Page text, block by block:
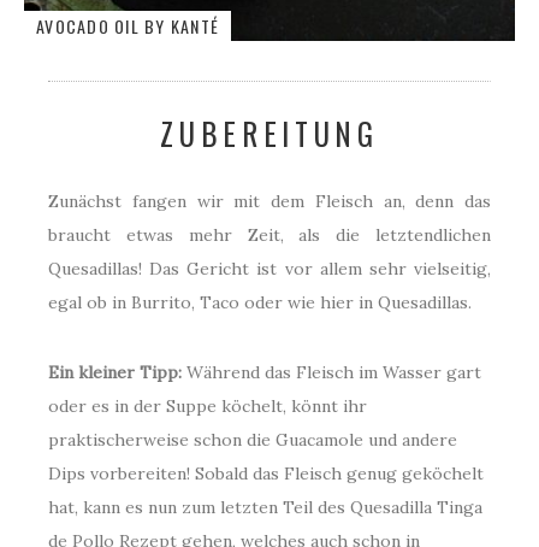
AVOCADO OIL BY KANTÉ
ZUBEREITUNG
Zunächst fangen wir mit dem Fleisch an, denn das
braucht etwas mehr Zeit, als die letztendlichen
Quesadillas! Das Gericht ist vor allem sehr vielseitig,
egal ob in Burrito, Taco oder wie hier in Quesadillas.
Ein kleiner Tipp: Während das Fleisch im Wasser gart
oder es in der Suppe köchelt, könnt ihr
praktischerweise schon die Guacamole und andere
Dips vorbereiten! Sobald das Fleisch genug geköchelt
hat, kann es nun zum letzten Teil des Quesadilla Tinga
de Pollo Rezept gehen, welches auch schon in